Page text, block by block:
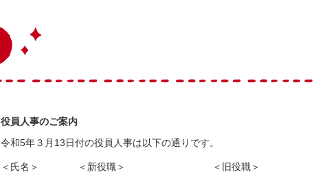
役員人事のご案内
令和5年３月13日付の役員人事は以下の通りです。
＜氏名＞ ＜新役職＞ ＜旧役職＞